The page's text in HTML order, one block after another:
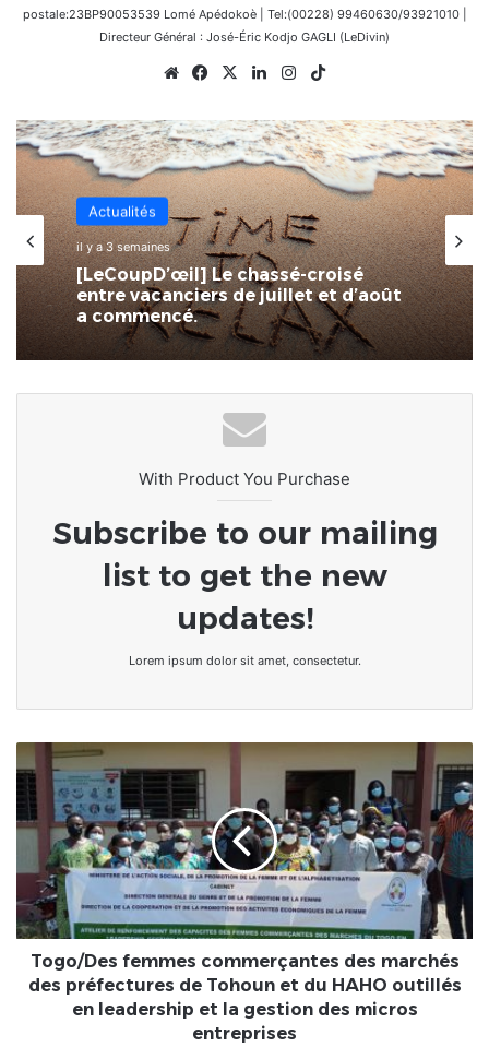
postale:23BP90053539 Lomé Apédokoè | Tel:(00228) 99460630/93921010 |
Directeur Général : José-Éric Kodjo GAGLI (LeDivin)
WebsiteFacebook
X LinkedinInstagram
Actualités
il y a 3 semaines
[LeCoupD’œil] Le chassé-croisé
entre vacanciers de juillet et d’août
a commencé.
With Product You Purchase
Subscribe to our mailing
list to get the new
updates!
Lorem ipsum dolor sit amet, consectetur.
Togo/Des
femmes
commerçantes
des
marchés
préfectures
de
Tohoun
Togo/Des femmes commerçantes des marchés
des préfectures de Tohoun et du HAHO outillés
en leadership et la gestion des micros
entreprises